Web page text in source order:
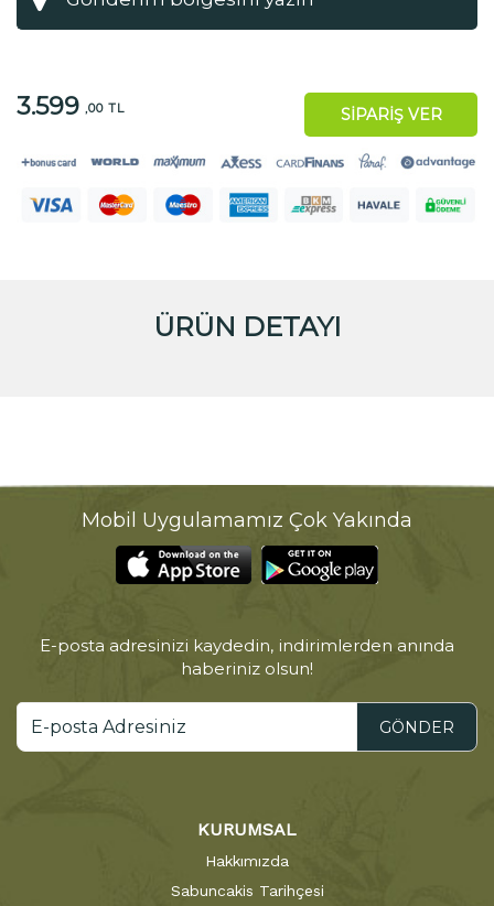
3.599 ,00 TL SİPARİŞ VER
ÜRÜN DETAYI
Mobil Uygulamamız Çok Yakında
E-posta adresinizi kaydedin, indirimlerden anında
haberiniz olsun!
GÖNDER
KURUMSAL
Hakkımızda
Sabuncakis Tarihçesi